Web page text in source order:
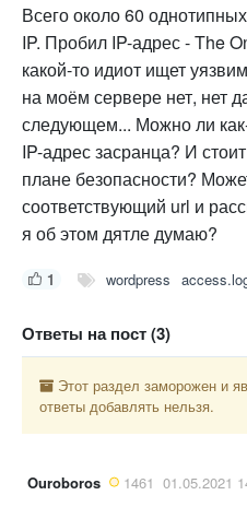
Всего около 60
IP. Пробил IP-адрес - The
какой-то идиот ищет
на моём сервере нет, нет
следующем... Можно ли
IP-адрес засранца? И
плане безопасности?
соответствующий url и
я об этом дятле думаю?
1 wordpress
Ответы на пост (3)
Этот раздел заморожен и
ответы добавлять нельзя.
Ouroboros 1461 01.05.2021